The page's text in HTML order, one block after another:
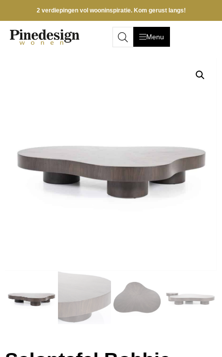
2 verdiepingen vol wooninspiratie. Kom gerust langs!
Menu